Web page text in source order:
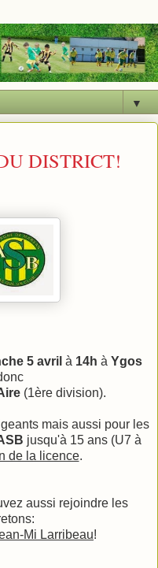
▼
DISTRICT!
5 avril à 14h à Ygos
(1ère division).
mais aussi pour les
jusqu'à 15 ans (U7 à
de la licence.
aussi rejoindre les
Mi Larribeau!